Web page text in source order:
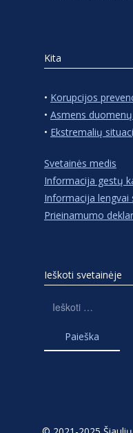
Kita
• Korupcijos
• Asmens
• Ekstremalių
Svetainės medis
Informacija gestų
Informacija lengvai
Prieinamumo
Ieškoti svetainėje